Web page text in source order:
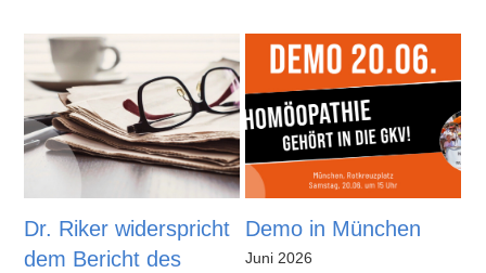
Dr. Riker widerspricht
dem Bericht des
Demo in München
Juni 2026